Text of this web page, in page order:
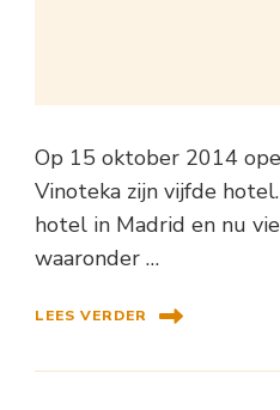
Op 15 oktober 2014
Vinoteka zijn vijfde
hotel in Madrid en nu
waaronder …
LEES VERDER